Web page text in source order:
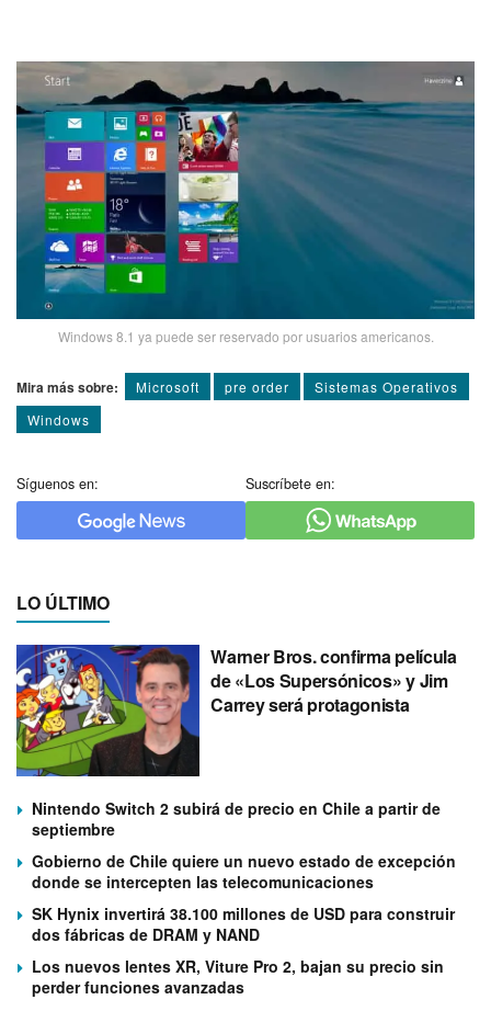
Windows 8.1 ya puede ser reservado por usuarios americanos.
Mira más sobre: Microsoft pre order
Sistemas Operativos
Windows
Síguenos en: Suscríbete en:
LO ÚLTIMO
Warner Bros. confirma película
de «Los Supersónicos» y Jim
Carrey será protagonista
Nintendo Switch 2 subirá de precio en Chile a partir de
septiembre
Gobierno de Chile quiere un nuevo estado de excepción
donde se intercepten las telecomunicaciones
SK Hynix invertirá 38.100 millones de USD para construir
dos fábricas de DRAM y NAND
Los nuevos lentes XR, Viture Pro 2, bajan su precio sin
perder funciones avanzadas